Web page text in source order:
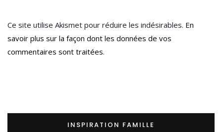
Ce site utilise Akismet pour réduire les indésirables. En
savoir plus sur la façon dont les données de vos
commentaires sont traitées.
INSPIRATION FAMILLE